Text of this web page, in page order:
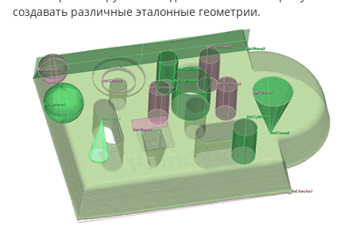
создавать различные эталонные геометрии.